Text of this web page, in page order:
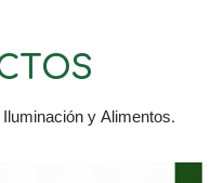
y Alimentos.